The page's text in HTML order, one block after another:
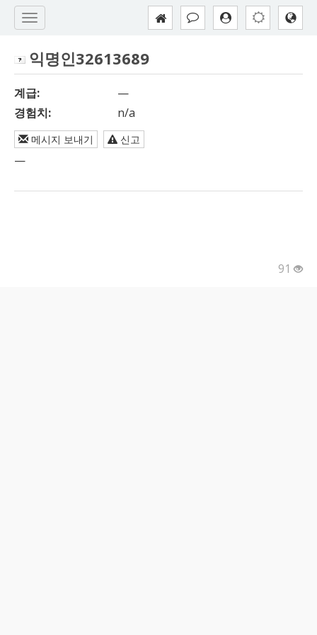
익명인32613689
계급:
—
경험치:
n/a
메시지 보내기 신고
—
91